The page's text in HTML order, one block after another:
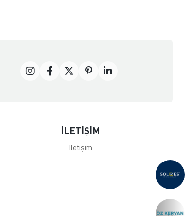
İLETİŞİM
İletişim